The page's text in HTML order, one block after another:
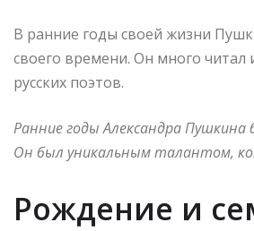
В ранние годы своей жизни
своего времени. Он много читал
русских поэтов.
Ранние годы Александра
Он был уникальным талантом,
Рождение и